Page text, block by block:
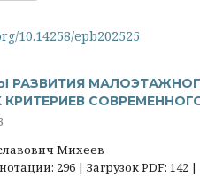
10.14258/epb202525
РАЗВИТИЯ
КРИТЕРИЕВ
Михеев
296 | Загрузок PDF: 142 |